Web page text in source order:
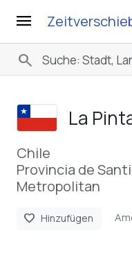
menu
search
La
Chile
Provincia de
Metropolitan
favorite Hinzufügen